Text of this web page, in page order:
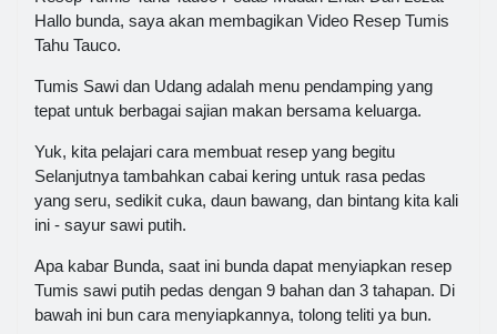
Hallo bunda, saya akan membagikan Video Resep Tumis
Tahu Tauco.
Tumis Sawi dan Udang adalah menu pendamping yang
tepat untuk berbagai sajian makan bersama keluarga.
Yuk, kita pelajari cara membuat resep yang begitu
Selanjutnya tambahkan cabai kering untuk rasa pedas
yang seru, sedikit cuka, daun bawang, dan bintang kita kali
ini - sayur sawi putih.
Apa kabar Bunda, saat ini bunda dapat menyiapkan resep
Tumis sawi putih pedas dengan 9 bahan dan 3 tahapan. Di
bawah ini bun cara menyiapkannya, tolong teliti ya bun.